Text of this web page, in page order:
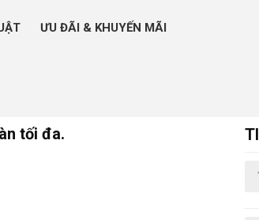
ƯU ĐÃI & KHUYẾN MÃI
tối đa.